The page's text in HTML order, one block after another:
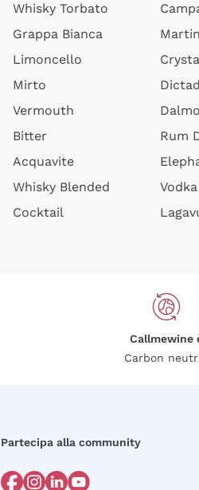
Whisky Torbato
Grappa Bianca
Limoncello
Mirto
Vermouth
Bitter
Acquavite
Whisky Blended
Cocktail
Rum
Callmewine
Carbon
Partecipa alla community